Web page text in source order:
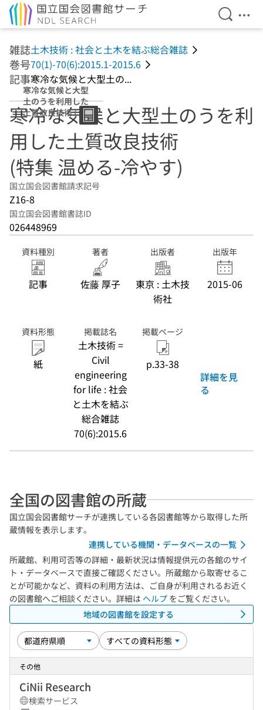
検索を
メ
雑誌土木技術 : 社会と土木を結ぶ総合雑誌
巻号70(1)-70(6):2015.1-2015.6
記事寒冷な気候と大型土の...
寒冷な気候と大型
土のうを利用した
土質改良技術 (特
集 温める-冷やす)
寒冷な気候と大型土のうを利
用した土質改良技術
(特集 温める-冷やす)
国立国会図書館請求記号
Z16-8
国立国会図書館書誌ID
026448969
資料種別
記事
著者
佐藤 厚子
出版者
東京 : 土木技
術社
出版年
2015-06
資料形態
紙
掲載誌名
土木技術 =
Civil
engineering
for life : 社会
と土木を結ぶ
総合雑誌
70(6):2015.6
掲載ページ
p.33-38
詳細を見
る
全国の図書館の所蔵
国立国会図書館サーチが連携している各図書館等から取得した所
蔵情報を表示します。
連携している機関・データベースの一覧
所蔵館、利用可否等の詳細・最新状況は情報提供元の各館のサイ
ト・データベースで直接ご確認ください。所蔵館から取寄せるこ
とが可能かなど、資料の利用方法は、ご自身が利用されるお近く
の図書館へご相談ください。詳細は ヘルプ をご覧ください。
地域の図書館を設定する
その他
CiNii Research
検索サービス